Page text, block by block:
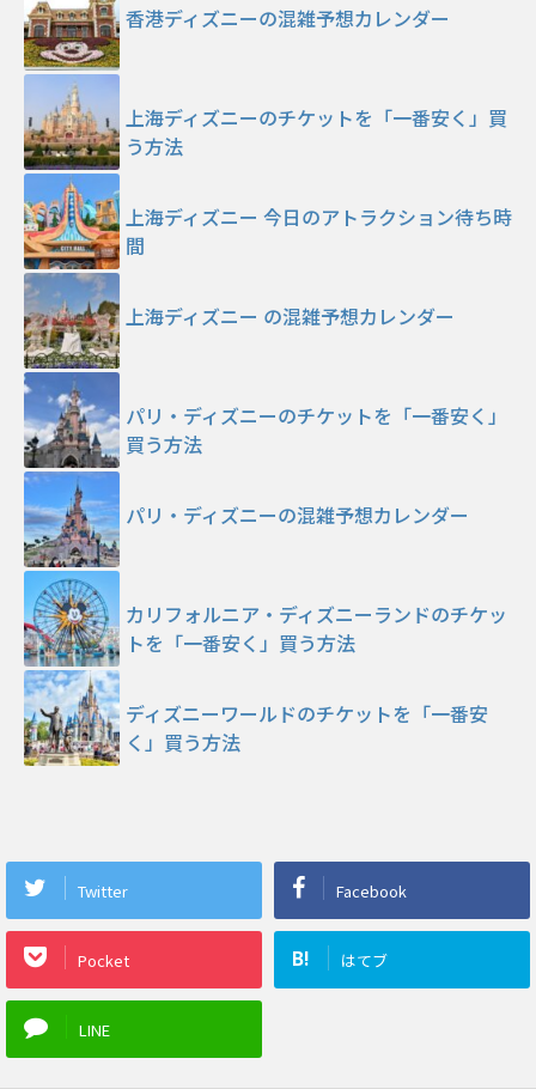
香港ディズニーの混雑予想カレンダー
上海ディズニーのチケットを「一番安く」買
う方法
上海ディズニー 今日のアトラクション待ち時
間
上海ディズニー の混雑予想カレンダー
パリ・ディズニーのチケットを「一番安く」
買う方法
パリ・ディズニーの混雑予想カレンダー
カリフォルニア・ディズニーランドのチケッ
トを「一番安く」買う方法
ディズニーワールドのチケットを「一番安
く」買う方法
Twitter Facebook
Pocket B! はてブ
LINE